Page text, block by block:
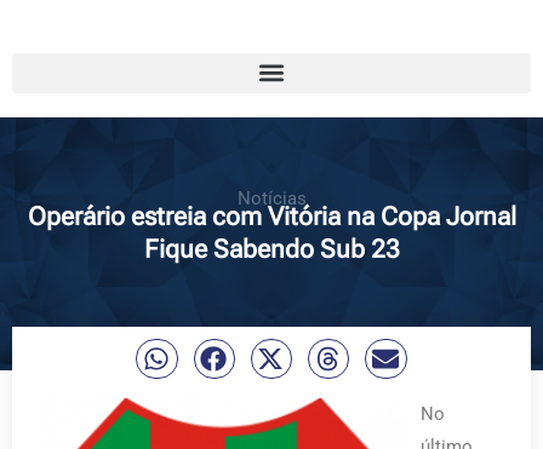
Notícias
Operário estreia com Vitória na Copa Jornal
Fique Sabendo Sub 23
No